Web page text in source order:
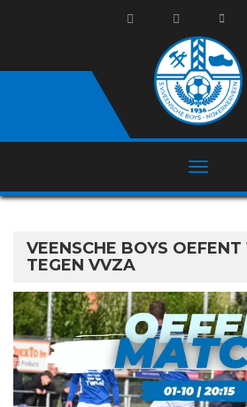
VEENSCHE BOYS OEFENT
TEGEN VVZA